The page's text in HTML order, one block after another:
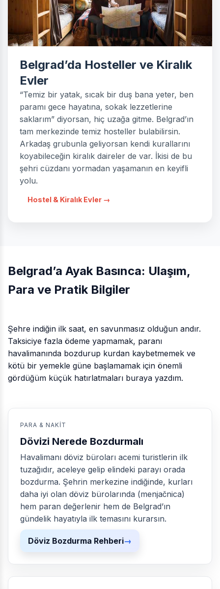
Belgrad’da Hosteller ve Kiralık
Evler
“Temiz bir yatak, sıcak bir duş bana yeter, ben
paramı gece hayatına, sokak lezzetlerine
saklarım” diyorsan, hiç uzağa gitme. Belgrad’ın
tam merkezinde temiz hosteller bulabilirsin.
Arkadaş grubunla geliyorsan kendi kurallarını
koyabileceğin kiralık daireler de var. İkisi de bu
şehri cüzdanı yormadan yaşamanın en keyifli
yolu.
Hostel & Kiralık Evler →
Belgrad’a Ayak Basınca: Ulaşım,
Para ve Pratik Bilgiler
Şehre indiğin ilk saat, en savunmasız olduğun andır.
Taksiciye fazla ödeme yapmamak, paranı
havalimanında bozdurup kurdan kaybetmemek ve
kötü bir yemekle güne başlamamak için önemli
gördüğüm küçük hatırlatmaları buraya yazdım.
PARA & NAKIT
Dövizi Nerede Bozdurmalı
Havalimanı döviz büroları acemi turistlerin ilk
tuzağıdır, aceleye gelip elindeki parayı orada
bozdurma. Şehrin merkezine indiğinde, kurları
daha iyi olan döviz bürolarında (menjačnica)
hem paran değerlenir hem de Belgrad’ın
gündelik hayatıyla ilk temasını kurarsın.
Döviz Bozdurma Rehberi